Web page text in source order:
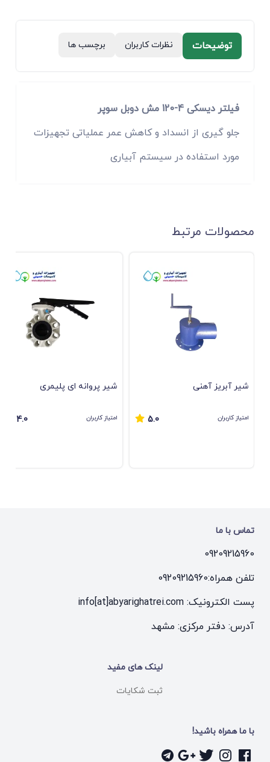
توضیحات نظرات کاربران برچسب ها
فیلتر دیسکی 4-120 مش دوبل سوپر
جلو گیری از انسداد و کاهش عمر عملیاتی تجهیزات
مورد استفاده در سیستم آبیاری
محصولات مرتبط
شیر آبریز آهنی
امتیاز کاربران 5.0
ﺷﯿﺮ ﭘﺮواﻧﻪ ای ﭘﻠﯿﻤﺮی
امتیاز کاربران 4.0
تماس با ما
09209215960
تلفن همراه:09209215960
پست الکترونیک: info[at]abyarighatrei.com
آدرس: دفتر مرکزی: مشهد
لینک های مفید
ثبت شکایات
با ما همراه باشید!